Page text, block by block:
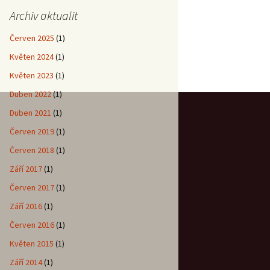
Archiv aktualit
Červen 2025 (1)
Květen 2024(1)
Květen 2023 (1)
Duben 2022(1)
Duben 2021 (1)
Červen 2019(1)
Červen 2018 (1)
Září 2017(1)
Červen 2017(1)
Září 2016(1)
Červen 2016(1)
Květen 2015 (1)
Září 2014(1)